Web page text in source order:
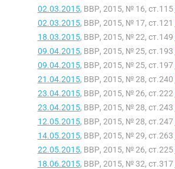
02.03.2015, ВВР, 2015, № 16, ст.115
02.03.2015, ВВР, 2015, № 17, ст.121
18.03.2015, ВВР, 2015, № 22, ст.149
09.04.2015, ВВР, 2015, № 25, ст.193
09.04.2015, ВВР, 2015, № 25, ст.197
21.04.2015, ВВР, 2015, № 28, ст.240
23.04.2015, ВВР, 2015, № 26, ст.222
23.04.2015, ВВР, 2015, № 28, ст.243
12.05.2015, ВВР, 2015, № 28, ст.247
14.05.2015, ВВР, 2015, № 29, ст.263
22.05.2015, ВВР, 2015, № 26, ст.225
18.06.2015, ВВР, 2015, № 32, ст.317